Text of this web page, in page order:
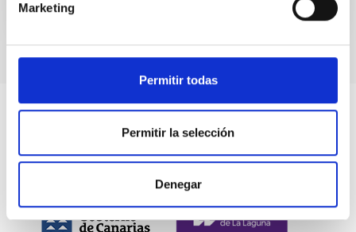
Marketing
Permitir todas
Permitir la selección
Denegar